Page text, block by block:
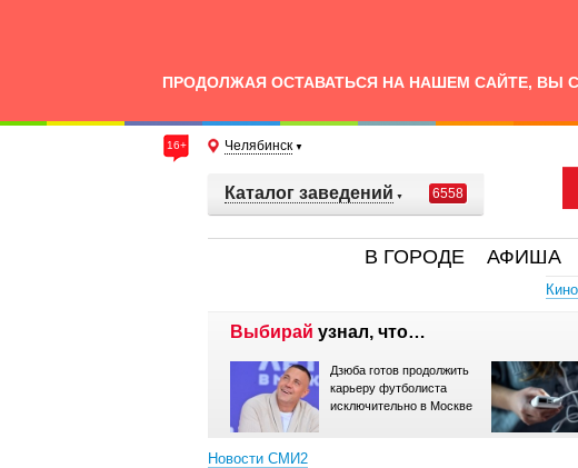
ПРОДОЛЖАЯ ОСТАВАТЬСЯ НА НАШЕМ САЙТЕ, ВЫ
Челябинск
16+
Каталог заведений 6558
В ГОРОДЕ АФИША
Выбирай узнал, что…
Дзюба готов продолжить
карьеру футболиста
исключительно в Москве
Новости СМИ2